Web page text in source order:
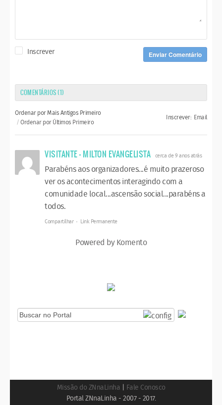
Inscrever Enviar Comentário
COMENTÁRIOS (1)
Ordenar por Mais Antigos Primeiro
Ordenar por Últimos Primeiro
Inscrever: Email
VISITANTE - MILTON EVANGELISTA cerca de 9 anos atrás
Parabéns aos organizadores...é muito prazeroso
ver os acontecimentos interagindo com a
comunidade local...ascensão social...parabéns a
todos.
Compartilhar Link Permanente
Powered by Komento
Missão do ZNnaLinha | Fale Conosco
Portal ZNnaLinha - 2007 - 2017.